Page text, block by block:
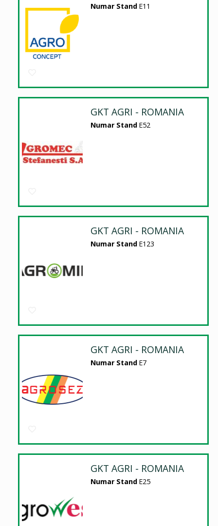
Numar Stand E11
GKT AGRI - ROMANIA
Numar Stand E52
GKT AGRI - ROMANIA
Numar Stand E123
GKT AGRI - ROMANIA
Numar Stand E7
GKT AGRI - ROMANIA
Numar Stand E25